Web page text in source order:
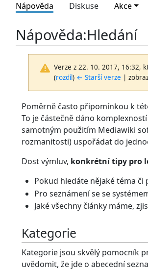
Nápověda Diskuse Akce
Nápověda:Hledání
Verze z 22. 10. 2017, 16:32,
(rozdíl) ← Starší verze |
Poměrně často připomínkou k
To je částečně dáno
samotným použitím Mediawiki
rozmanitosti) uspořádat do
Dost výmluv, konkrétní tipy pro
Pokud hledáte nějaké téma či
Pro seznámení se se
Jaké všechny články máme,
Kategorie
Kategorie jsou skvělý pomocník
uvědomit, že jde o abecední